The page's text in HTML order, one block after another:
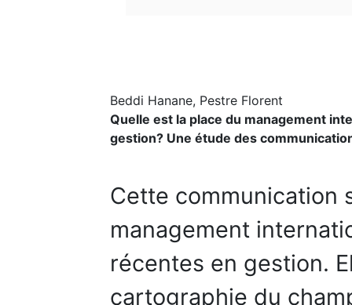
Beddi Hanane, Pestre Florent
Quelle est la place du management
gestion? Une étude des
Cette communication
management
récentes en gestion.
cartographie du